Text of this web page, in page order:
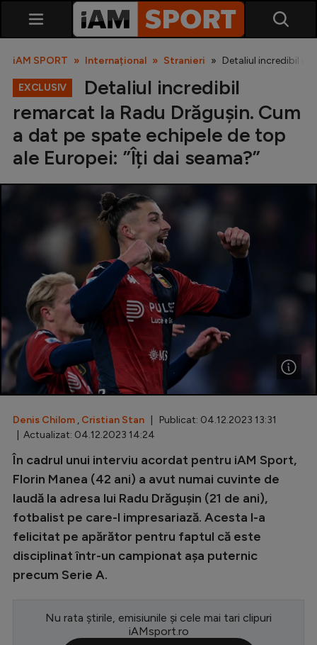
SuperLiga
Liga 2
Cupa României
Echipa Națională
Fotbal feminin
Special
Diverse
Inedit
Clasamente
Champions League
Europa League
Conference League
CM 2026
LaLiga
iAM SPORT Internațional Stranieri Detaliul incredibil
EXCLUSIV
Detaliul incredibil
remarcat la Radu Drăgușin. Cum
a dat pe spate echipele de top
ale Europei: ”Îți dai seama?”
Denis Chilom , Cristian Stan | Publicat: 04.12.2023 13:31
| Actualizat: 04.12.2023 14:24
În cadrul unui interviu acordat pentru iAM Sport,
Florin Manea (42 ani) a avut numai cuvinte de
laudă la adresa lui Radu Drăgușin (21 de ani),
fotbalist pe care-l impresariază. Acesta l-a
felicitat pe apărător pentru faptul că este
disciplinat într-un campionat așa puternic
precum Serie A.
Nu rata știrile, emisiunile și cele mai tari clipuri
iAMsport.ro